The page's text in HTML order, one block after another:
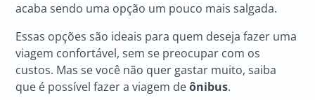
acaba sendo uma opção um pouco mais salgada.
Essas opções são ideais para quem deseja fazer uma
viagem confortável, sem se preocupar com os
custos. Mas se você não quer gastar muito, saiba
que é possível fazer a viagem deônibus.